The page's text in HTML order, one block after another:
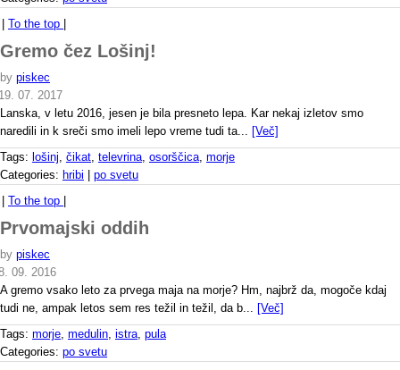
To the top
Gremo čez Lošinj!
by piskec
07. 2017
Lanska, v letu 2016, jesen je bila presneto lepa. Kar nekaj izletov smo
naredili in k sreči smo imeli lepo vreme tudi ta... [Več]
Tags: lošinj, čikat, televrina, osorščica, morje
Categories: hribi
po svetu
To the top
Prvomajski oddih
by piskec
09. 2016
A gremo vsako leto za prvega maja na morje? Hm, najbrž da, mogoče kdaj
tudi ne, ampak letos sem res težil in težil, da b... [Več]
Tags: morje, medulin, istra, pula
Categories: po svetu